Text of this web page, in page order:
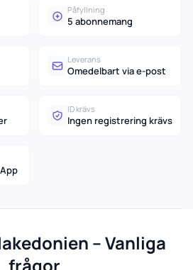
Påfyllning
5 abonnemang
Leverans
Omedelbart via e-post
ID krävs
Ingen registrering krävs
– Vanliga